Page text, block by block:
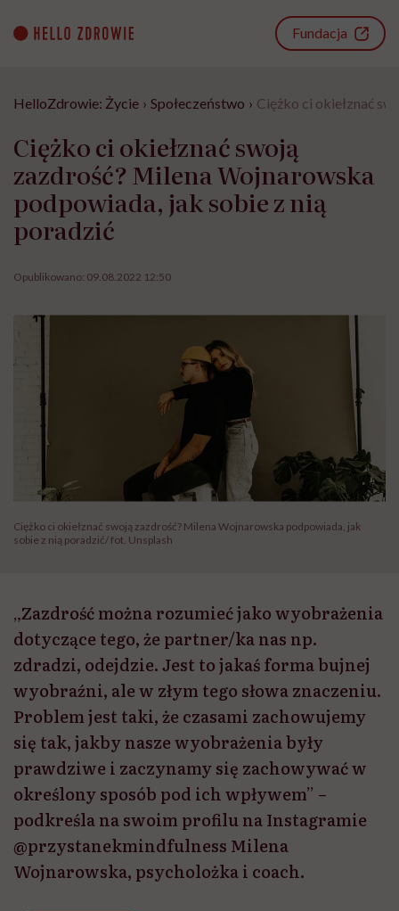
content
Fundacja
HelloZdrowie: Życie › Społeczeństwo › Ciężko ci okiełznać
Ciężko ci okiełznać swoją
zazdrość? Milena Wojnarowska
podpowiada, jak sobie z nią
poradzić
Opublikowano: 09.08.2022 12:50
Ciężko ci okiełznać swoją zazdrość? Milena Wojnarowska podpowiada, jak
sobie z nią poradzić/ fot. Unsplash
„Zazdrość można rozumieć jako wyobrażenia
dotyczące tego, że partner/ka nas np.
zdradzi, odejdzie. Jest to jakaś forma bujnej
wyobraźni, ale w złym tego słowa znaczeniu.
Problem jest taki, że czasami zachowujemy
się tak, jakby nasze wyobrażenia były
prawdziwe i zaczynamy się zachowywać w
określony sposób pod ich wpływem” –
podkreśla na swoim profilu na Instagramie
@przystanekmindfulness Milena
Wojnarowska, psycholożka i coach.